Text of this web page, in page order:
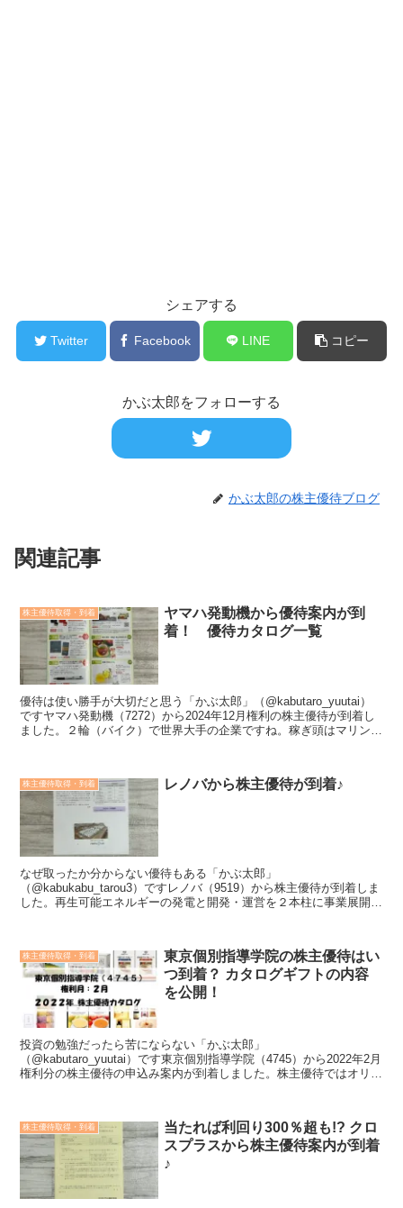
シェアする
Twitter Facebook LINE コピー
かぶ太郎をフォローする
かぶ太郎の株主優待ブログ
関連記事
株主優待取得・到着
ヤマハ発動機から優待案内が到
着！ 優待カタログ一覧
優待は使い勝手が大切だと思う「かぶ太郎」（@kabutaro_yuutai）
ですヤマハ発動機（7272）から2024年12月権利の株主優待が到着し
ました。２輪（バイク）で世界大手の企業ですね。稼ぎ頭はマリン
株主優待取得・到着 レノバから株主優待が到着♪
なぜ取ったか分からない優待もある「かぶ太郎」
（@kabukabu_tarou3）ですレノバ（9519）から株主優待が到着しま
した。再生可能エネルギーの発電と開発・運営を２本柱に事業展開。
株主優待取得・到着
東京個別指導学院の株主優待はい
つ到着？ カタログギフトの内容
を公開！
投資の勉強だったら苦にならない「かぶ太郎」
（@kabutaro_yuutai）です東京個別指導学院（4745）から2022年2月
権利分の株主優待の申込み案内が到着しました。株主優待ではオリジ
株主優待取得・到着
当たれば利回り300％超も!? クロ
スプラスから株主優待案内が到着
♪